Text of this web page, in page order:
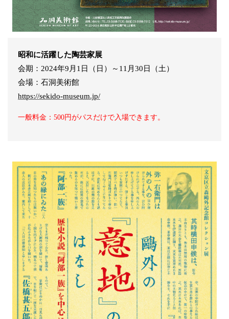
昭和に活躍した陶芸家展
会期：2024年9月1日（日）～11月30日（土）
会場：石洞美術館
https://sekido-museum.jp/
一般料金：500円がパスだけで入場できます。